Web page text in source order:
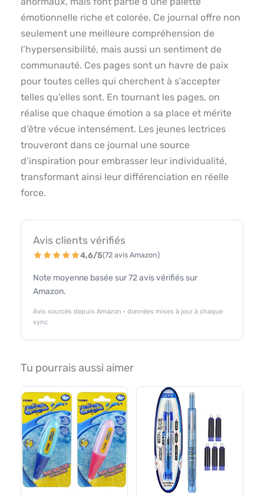
émotionnelle riche et colorée. Ce journal offre non
seulement une meilleure compréhension de
l’hypersensibilité, mais aussi un sentiment de
communauté. Ces pages sont un havre de paix
pour toutes celles qui cherchent à s’accepter
telles qu’elles sont. En tournant les pages, on
réalise que chaque émotion a sa place et mérite
d’être vécue intensément. Les jeunes lectrices
trouveront dans ce journal une source
d’inspiration pour embrasser leur individualité,
transformant ainsi leur différenciation en réelle
force.
Avis clients vérifiés
4,6/5(72 avis Amazon)
Note moyenne basée sur 72 avis vérifiés sur
Amazon.
Avis sourcés depuis Amazon · données mises à jour à chaque
sync
Tu pourrais aussi aimer